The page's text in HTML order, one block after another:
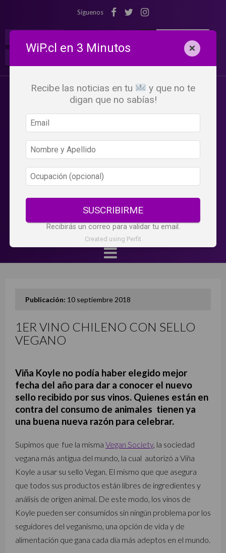
Síguenos
Publicación: 10 septiembre 2018
1ER VINO CHILENO CON SELLO
VEGANO
Viña Koyle no podía haber elegido mejor
fecha del año para dar a conocer el nuevo
sello recibido por sus vinos. Quienes están en
contra del consumo de animales tienen ya
una buena nueva razón para celebrar.
Supimos que fue la misma Vegan Society, la sociedad
vegana más antigua del mundo, la cual autorizó a Viña
Koyle a usar su sello Vegan. El mismo que que asegura
que todos sus productos están libres de ingredientes y
análisis de origen animal. De este modo, los vinos de
Koyle pueden ser consumidos sin ningún problema por los
seguidores del veganismo, una opción de vida y de
alimentación que gana cada día más adeptos en el mundo.
WiP.cl en 3 Minutos ×
Recibe las noticias en tu
y que no te
digan que no sabías!
SUSCRIBIRME
Recibirás un correo para validar tu email.
Created using Perfit